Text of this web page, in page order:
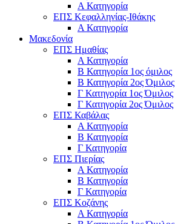
A Κατηγορία
ΕΠΣ Κεφαλληνίας-Ιθάκης
Α Κατηγορία
Μακεδονία
ΕΠΣ Ημαθίας
Α Κατηγορία
Β Κατηγορία 1ος όμιλος
Β Κατηγορία 2ος Όμιλος
Γ Κατηγορία 1ος Όμιλος
Γ Κατηγορία 2ος Όμιλος
ΕΠΣ Καβάλας
Α Κατηγορία
Β Κατηγορία
Γ Κατηγορία
ΕΠΣ Πιερίας
Α Κατηγορία
Β Κατηγορία
Γ Κατηγορία
ΕΠΣ Κοζάνης
Α Κατηγορία